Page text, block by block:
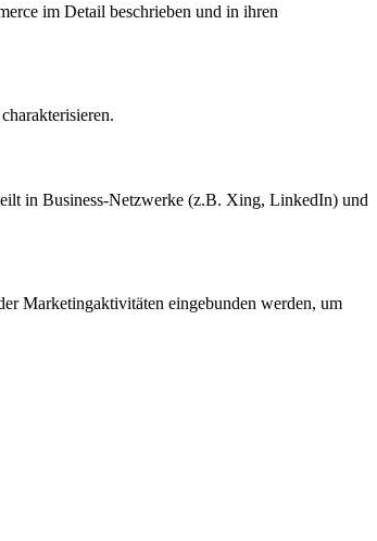
im Detail beschrieben und in ihren
in Business-Netzwerke (z.B. Xing, LinkedIn) und
Marketingaktivitäten eingebunden werden, um